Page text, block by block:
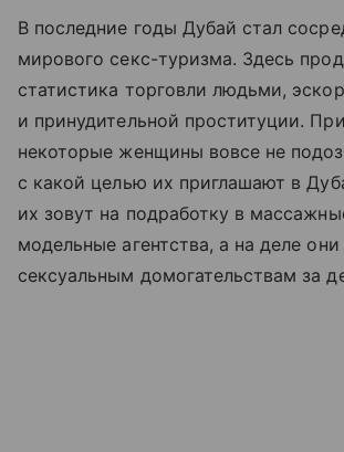
В последние годы Дубай стал
мирового секс-туризма. Здесь
статистика торговли людьми,
и принудительной проституции.
некоторые женщины вовсе не
с какой целью их приглашают в
их зовут на подработку в
модельные агентства, а на деле
сексуальным домогательствам за